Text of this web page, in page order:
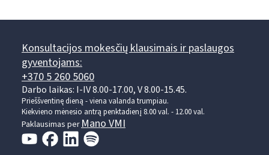
Konsultacijos mokesčių klausimais ir paslaugos
gyventojams:
+370 5 260 5060
Darbo laikas: I-IV 8.00-17.00, V 8.00-15.45.
Prieššventinę dieną - viena valanda trumpiau.
Kiekvieno mėnesio antrą penktadienį 8.00 val. - 12.00 val.
Paklausimas per Mano VMI